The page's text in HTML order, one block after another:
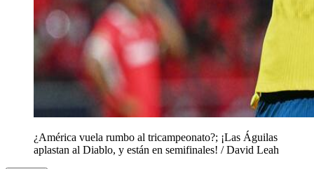
¿América vuela rumbo al tricampeonato?; ¡Las Águilas
aplastan al Diablo, y están en semifinales! /David Leah